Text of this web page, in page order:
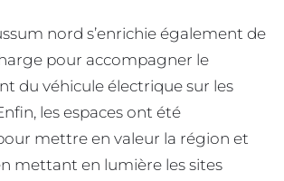
nord s’enrichie également de
pour accompagner le
du véhicule électrique sur les
les espaces ont été
mettre en valeur la région et
mettant en lumière les sites